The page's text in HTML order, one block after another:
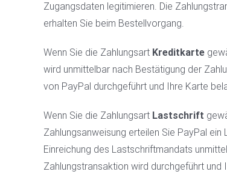
Zugangsdaten legitimieren. Die
erhalten Sie beim Bestellvorgang.
Wenn Sie die Zahlungsart Kreditkarte
wird unmittelbar nach Bestätigung der
von PayPal durchgeführt und Ihre Karte
Wenn Sie die Zahlungsart Lastschrift
Zahlungsanweisung erteilen Sie PayPal
Einreichung des Lastschriftmandats
Zahlungstransaktion wird durchgeführt